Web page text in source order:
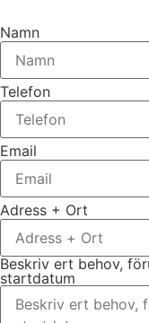
Namn
Telefon
Email
Adress + Ort
Beskriv ert behov,
startdatum